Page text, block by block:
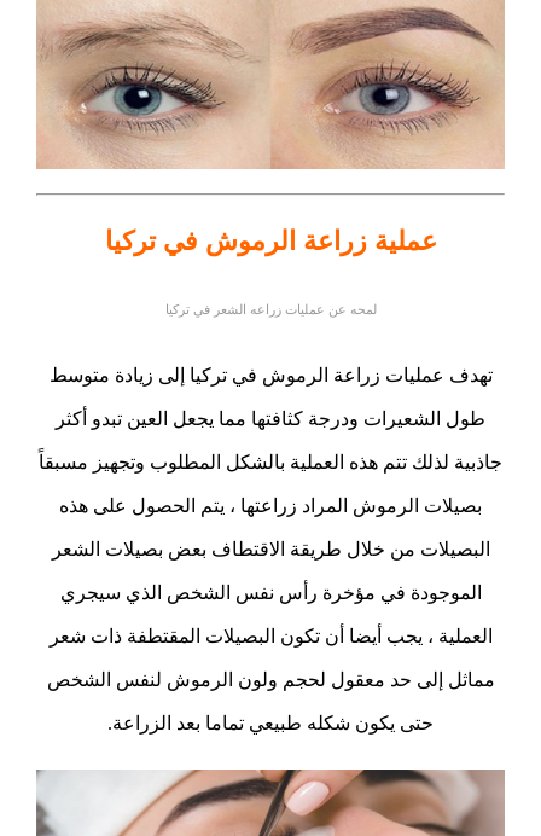
عملية زراعة الرموش في تركيا
لمحه عن عمليات زراعه الشعر في تركيا
تهدف عمليات زراعة الرموش في تركيا إلى زيادة متوسط
طول الشعيرات ودرجة كثافتها مما يجعل العين تبدو أكثر
جاذبية لذلك تتم هذه العملية بالشكل المطلوب وتجهيز مسبقاً
بصيلات الرموش المراد زراعتها ، يتم الحصول على هذه
البصيلات من خلال طريقة الاقتطاف بعض بصيلات الشعر
الموجودة في مؤخرة رأس نفس الشخص الذي سيجري
العملية ، يجب أيضا أن تكون البصيلات المقتطفة ذات شعر
مماثل إلى حد معقول لحجم ولون الرموش لنفس الشخص
حتى يكون شكله طبيعي تماما بعد الزراعة.